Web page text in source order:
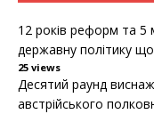
12 років реформ та 5
державну політику
25 views
Десятий раунд
австрійського